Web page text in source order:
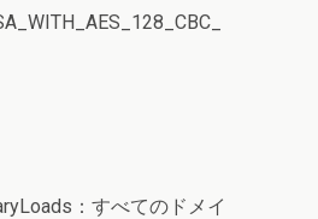
：すべてのドメイ